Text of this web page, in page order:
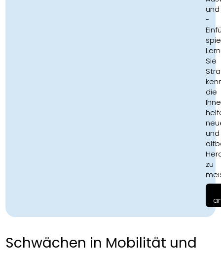
und
-
Sie
die
und
zu
Schwächen in Mobilität und